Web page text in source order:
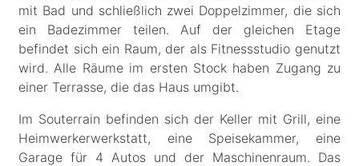
mit Bad und schließlich zwei Doppelzimmer, die sich
ein Badezimmer teilen. Auf der gleichen Etage
befindet sich ein Raum, der als Fitnessstudio genutzt
wird. Alle Räume im ersten Stock haben Zugang zu
einer Terrasse, die das Haus umgibt.
Im Souterrain befinden sich der Keller mit Grill, eine
Heimwerkerwerkstatt, eine Speisekammer, eine
Garage für 4 Autos und der Maschinenraum. Das